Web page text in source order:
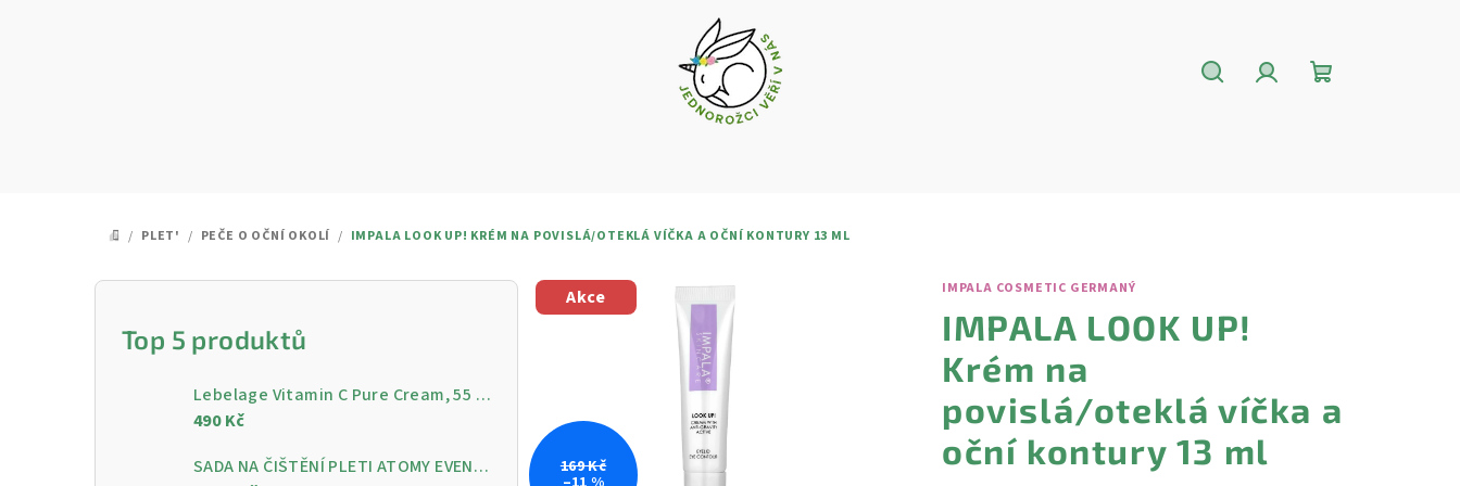
DOMŮ
/ PLET' / PEČE O OČNÍ OKOLÍ / IMPALA LOOK UP! KRÉM NA POVISLÁ/OTEKLÁ VÍČKA A OČNÍ KONTURY 13 ML
P
Top 5 produktů
Lebelage Vitamin C Pure Cream, 55 ml - Rozjasňující pleťový krém s vitamínem C
490 Kč
SADA NA ČIŠTĚNÍ PLETI ATOMY EVENING CARE - 4 KROKY PRO ČISTOU A ZÁŘIVOU PLEŤ
IMPALA COSMETIC GERMANÝ
IMPALA LOOK UP!
Krém na
povislá/oteklá víčka a
oční kontury 13 ml
Akce
169 Kč